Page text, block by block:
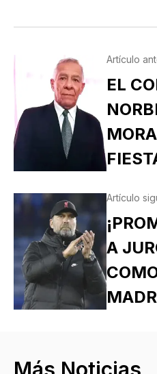
Artículo
EL
Artículo
A